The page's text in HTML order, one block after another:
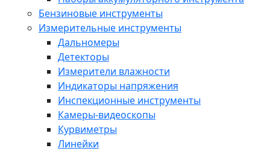
Бензиновые инструменты
Измерительные инструменты
Дальномеры
Детекторы
Измерители влажности
Индикаторы напряжения
Инспекционные инструменты
Камеры-видеоскопы
Курвиметры
Линейки